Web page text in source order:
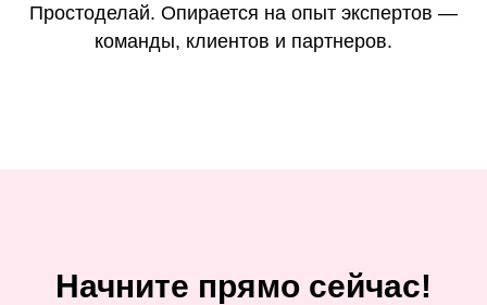
Простоделай. Опирается на опыт экспертов —
команды, клиентов и партнеров.
Начните прямо сейчас!